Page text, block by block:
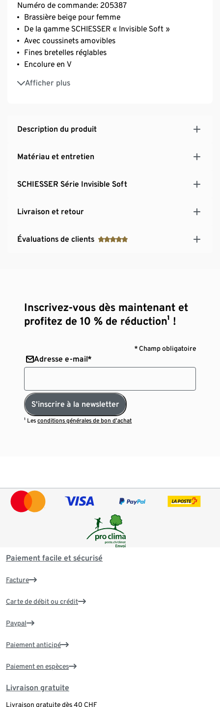
Numéro de commande: 205387
Brassière beige pour femme
De la gamme SCHIESSER « Invisible Soft »
Avec coussinets amovibles
Fines bretelles réglables
Encolure en V
Afficher plus
Microfibre douce et élastique
Description du produit
Matériau et entretien
SCHIESSER Série Invisible Soft
Livraison et retour
Évaluations de clients
Inscrivez-vous dès maintenant et
profitez de 10 % de réduction¹ !
* Champ obligatoire
Adresse e-mail*
S'inscrire à la newsletter
¹ Lesconditions générales de bon d’achat
Paiement facile et sécurisé
Facture
Carte de débit ou crédit
Paypal
Paiement anticipé
Paiement en espèces
Livraison gratuite
Livraison gratuite dès 40 CHF